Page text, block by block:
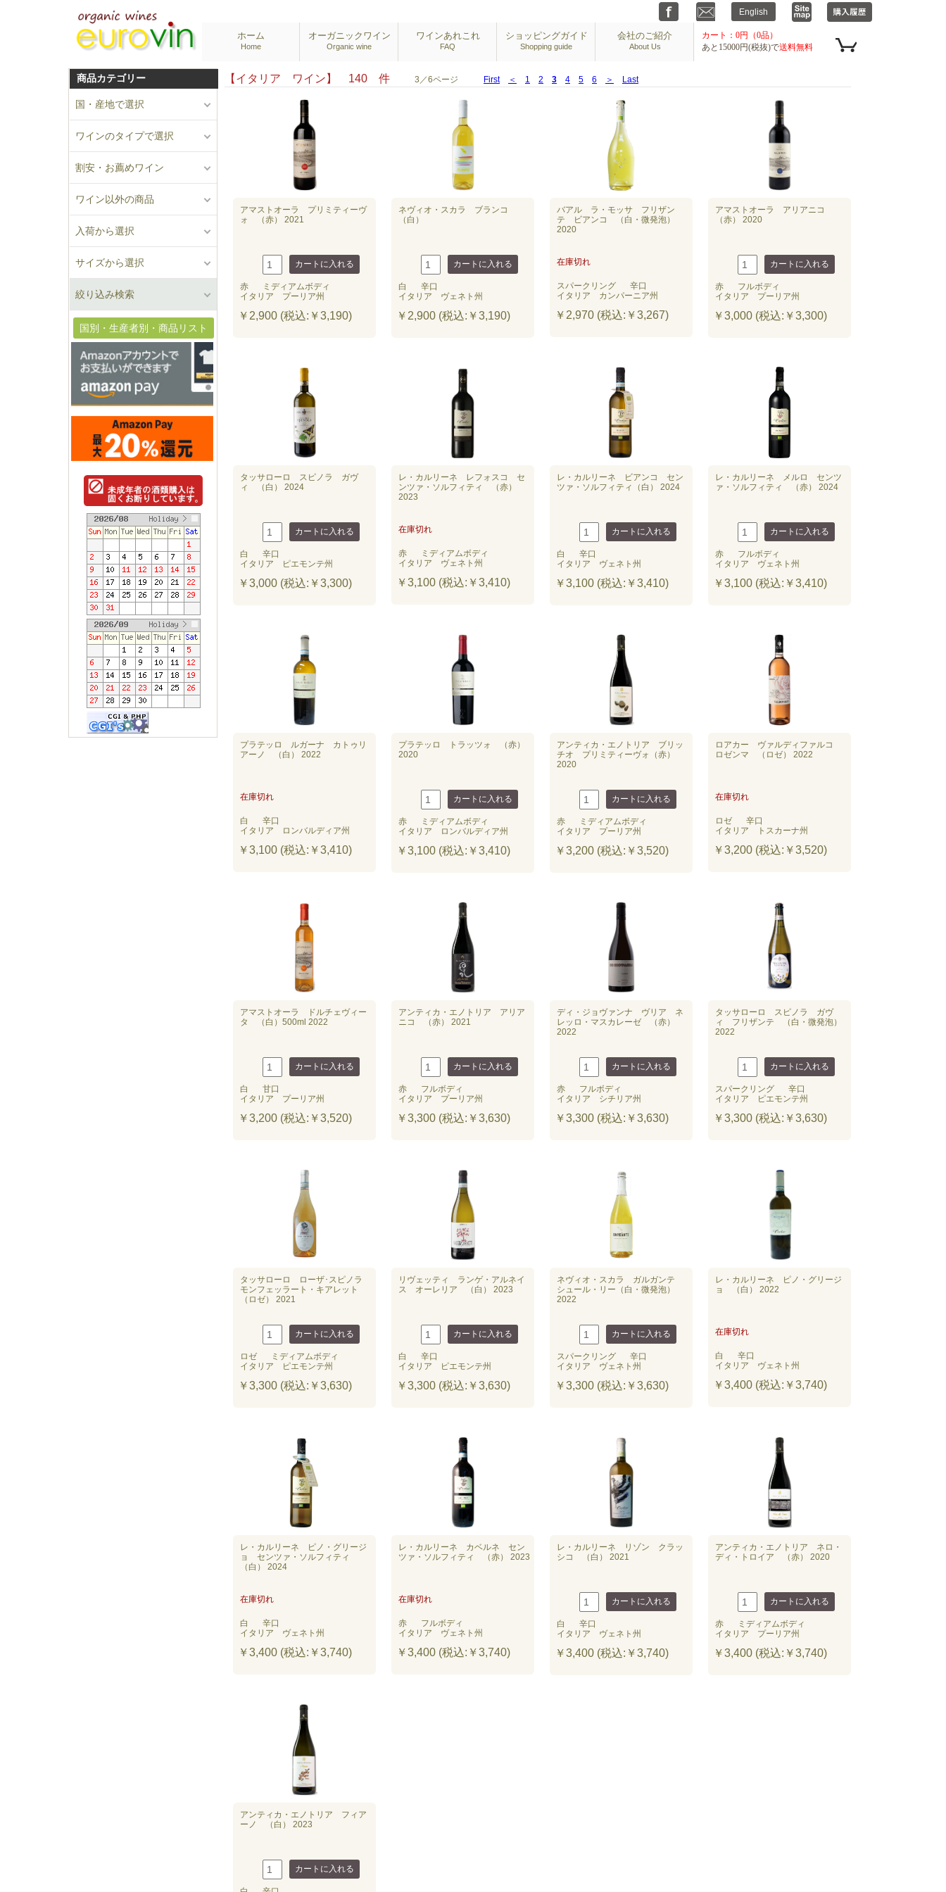
ホーム
Home
オーガニックワイン
Organic wine
ワインあれこれ
FAQ
ショッピングガイド
Shopping guide
会社のご紹介
About Us
カート：0円（0品）
あと15000円(税抜)で送料無料
商品カテゴリー
国・産地で選択
ワインのタイプで選択
割安・お薦めワイン
ワイン以外の商品
入荷から選択
サイズから選択
絞り込み検索
国別・生産者別・商品リスト
【イタリア ワイン】 140 件 3／6ページ First ＜ 1 2 3 4 5 6 ＞ Last
アマストオーラ プリミティーヴ
ォ （赤） 2021
赤
ミディアムボディ
イタリア プーリア州
￥2,900 (税込:￥3,190)
ネヴィオ・スカラ ブランコ
（白）
白
辛口
イタリア ヴェネト州
￥2,900 (税込:￥3,190)
バアル ラ・モッサ フリザン
テ ビアンコ （白・微発泡）
2020
在庫切れ
スパークリング
辛口
イタリア カンパーニア州
￥2,970 (税込:￥3,267)
アマストオーラ アリアニコ
（赤） 2020
赤
フルボディ
イタリア プーリア州
￥3,000 (税込:￥3,300)
タッサローロ スピノラ ガヴ
ィ （白） 2024
白
辛口
イタリア ピエモンテ州
￥3,000 (税込:￥3,300)
レ・カルリーネ レフォスコ セ
ンツァ・ソルフィティ （赤）
2023
在庫切れ
赤
ミディアムボディ
イタリア ヴェネト州
￥3,100 (税込:￥3,410)
レ・カルリーネ ビアンコ セン
ツァ・ソルフィティ（白） 2024
白
辛口
イタリア ヴェネト州
￥3,100 (税込:￥3,410)
レ・カルリーネ メルロ センツ
ァ・ソルフィティ （赤） 2024
赤
フルボディ
イタリア ヴェネト州
￥3,100 (税込:￥3,410)
プラテッロ ルガーナ カトゥリ
アーノ （白） 2022
在庫切れ
白
辛口
イタリア ロンバルディア州
￥3,100 (税込:￥3,410)
プラテッロ トラッツォ （赤）
2020
赤
ミディアムボディ
イタリア ロンバルディア州
￥3,100 (税込:￥3,410)
アンティカ・エノトリア ブリッ
チオ プリミティーヴォ（赤）
2020
赤
ミディアムボディ
イタリア プーリア州
￥3,200 (税込:￥3,520)
ロアカー ヴァルディファルコ
ロゼンマ （ロゼ） 2022
在庫切れ
ロゼ
辛口
イタリア トスカーナ州
￥3,200 (税込:￥3,520)
アマストオーラ ドルチェヴィー
タ （白）500ml 2022
白
甘口
イタリア プーリア州
￥3,200 (税込:￥3,520)
アンティカ・エノトリア アリア
ニコ （赤） 2021
赤
フルボディ
イタリア プーリア州
￥3,300 (税込:￥3,630)
ディ・ジョヴァンナ ヴリア ネ
レッロ・マスカレーゼ （赤）
2022
赤
フルボディ
イタリア シチリア州
￥3,300 (税込:￥3,630)
タッサローロ スピノラ ガヴ
ィ フリザンテ （白・微発泡）
2022
スパークリング
辛口
イタリア ピエモンテ州
￥3,300 (税込:￥3,630)
タッサローロ ローザ･スピノラ
モンフェッラート・キアレット
（ロゼ） 2021
ロゼ
ミディアムボディ
イタリア ピエモンテ州
￥3,300 (税込:￥3,630)
リヴェッティ ランゲ・アルネイ
ス オーレリア （白） 2023
白
辛口
イタリア ピエモンテ州
￥3,300 (税込:￥3,630)
ネヴィオ・スカラ ガルガンテ
シュール・リー（白・微発泡）
2022
スパークリング
辛口
イタリア ヴェネト州
￥3,300 (税込:￥3,630)
レ・カルリーネ ピノ・グリージ
ョ （白） 2022
在庫切れ
白
辛口
イタリア ヴェネト州
￥3,400 (税込:￥3,740)
レ・カルリーネ ピノ・グリージ
ョ センツァ・ソルフィティ
（白） 2024
在庫切れ
白
辛口
イタリア ヴェネト州
￥3,400 (税込:￥3,740)
レ・カルリーネ カベルネ セン
ツァ・ソルフィティ （赤） 2023
在庫切れ
赤
フルボディ
イタリア ヴェネト州
￥3,400 (税込:￥3,740)
レ・カルリーネ リゾン クラッ
シコ （白） 2021
白
辛口
イタリア ヴェネト州
￥3,400 (税込:￥3,740)
アンティカ・エノトリア ネロ・
ディ・トロイア （赤） 2020
赤
ミディアムボディ
イタリア プーリア州
￥3,400 (税込:￥3,740)
アンティカ・エノトリア フィア
ーノ （白） 2023